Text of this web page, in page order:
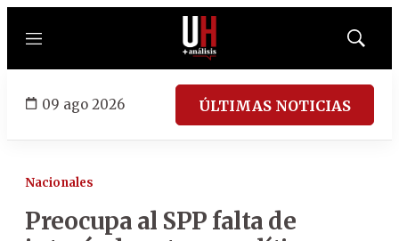
Menú
Mostrar
09 ago 2026 ÚLTIMAS NOTICIAS
Nacionales
Preocupa al SPP falta de